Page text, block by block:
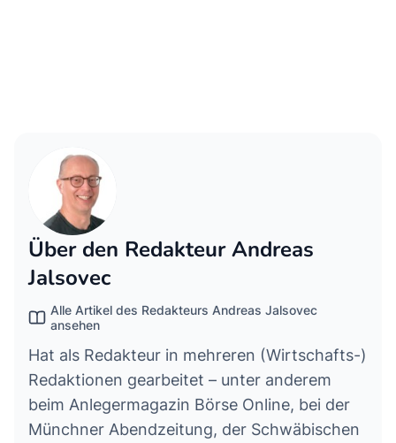
Über den Redakteur Andreas
Jalsovec
Alle Artikel des Redakteurs Andreas Jalsovec
ansehen
Hat als Redakteur in mehreren (Wirtschafts-)
Redaktionen gearbeitet – unter anderem
beim Anlegermagazin Börse Online, bei der
Münchner Abendzeitung, der Schwäbischen